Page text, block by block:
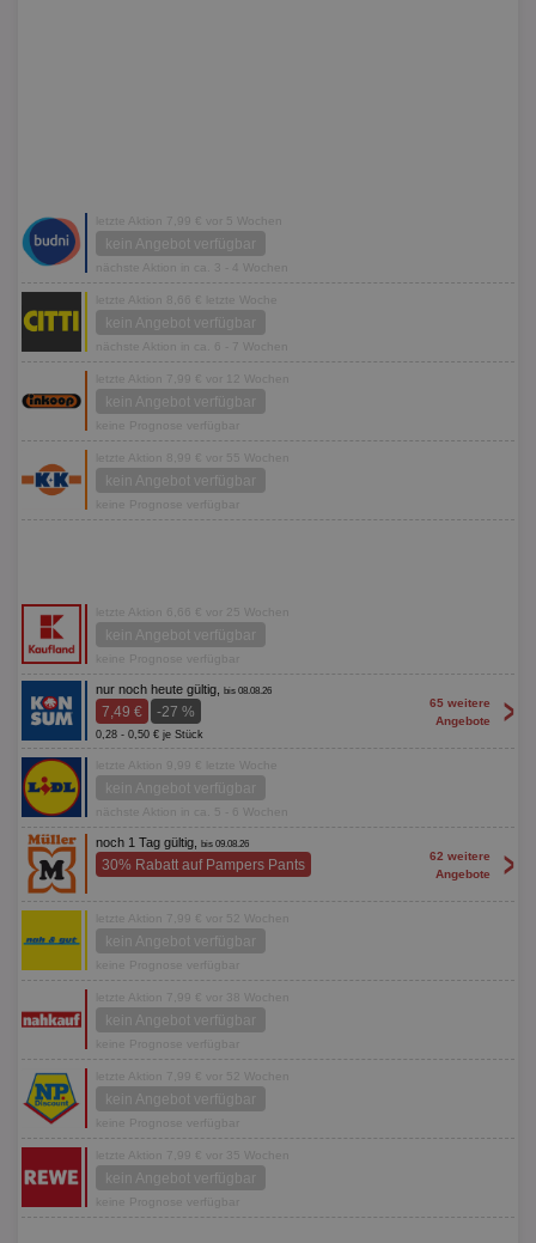
letzte Aktion 7,99 € vor 5 Wochen
kein Angebot verfügbar
nächste Aktion in ca. 3 - 4 Wochen
letzte Aktion 8,66 € letzte Woche
kein Angebot verfügbar
nächste Aktion in ca. 6 - 7 Wochen
letzte Aktion 7,99 € vor 12 Wochen
kein Angebot verfügbar
keine Prognose verfügbar
letzte Aktion 8,99 € vor 55 Wochen
kein Angebot verfügbar
keine Prognose verfügbar
letzte Aktion 6,66 € vor 25 Wochen
kein Angebot verfügbar
keine Prognose verfügbar
nur noch heute gültig, bis 08.08.26
7,49 € -27 %
0,28 - 0,50 € je Stück
65 weitere
Angebote
>
letzte Aktion 9,99 € letzte Woche
kein Angebot verfügbar
nächste Aktion in ca. 5 - 6 Wochen
noch 1 Tag gültig, bis 09.08.26
30% Rabatt auf Pampers Pants
62 weitere
Angebote
>
letzte Aktion 7,99 € vor 52 Wochen
kein Angebot verfügbar
keine Prognose verfügbar
letzte Aktion 7,99 € vor 38 Wochen
kein Angebot verfügbar
keine Prognose verfügbar
letzte Aktion 7,99 € vor 52 Wochen
kein Angebot verfügbar
keine Prognose verfügbar
letzte Aktion 7,99 € vor 35 Wochen
kein Angebot verfügbar
keine Prognose verfügbar